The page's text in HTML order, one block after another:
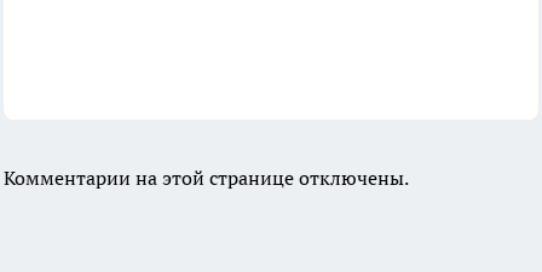
Комментарии на этой странице отключены.